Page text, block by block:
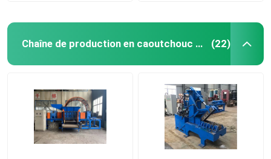
Chaîne de production en caoutchouc de poudre (22)